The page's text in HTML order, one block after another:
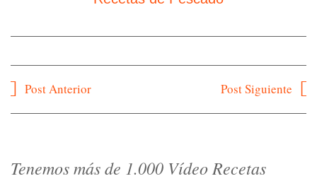
Navegación
Post Anterior Post Siguiente
Tenemos más de 1.000 Vídeo Recetas